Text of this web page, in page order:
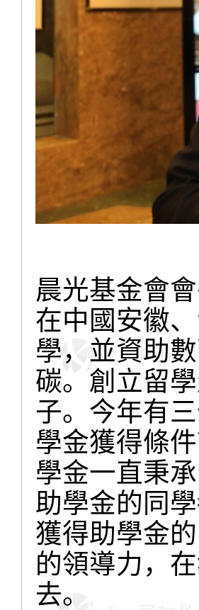
晨光基金會
在中國安徽
學，並資助
碳。創立留
子。今年有
學金獲得條
學金一直秉
助學金的同
獲得助學金
的領導力，
去。